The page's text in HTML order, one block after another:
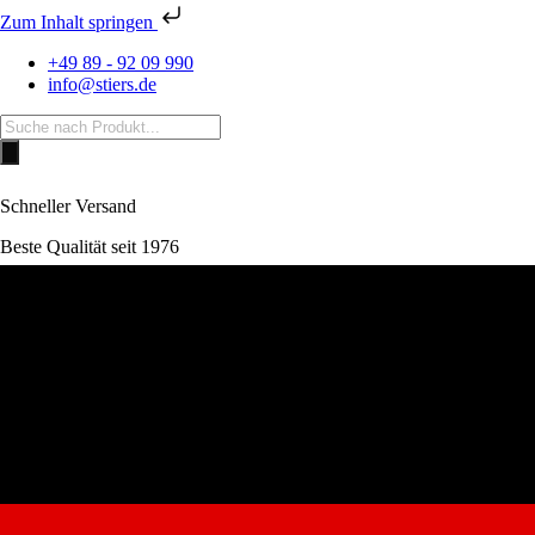
Zum Inhalt springen
+49 89 - 92 09 990
info@stiers.de
Products
search
Schneller Versand
Beste Qualität seit 1976